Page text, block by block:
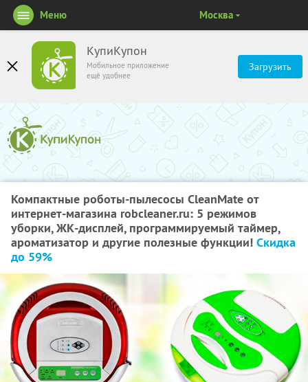
КупиКупон
Мобильное приложение
ещё удобнее
Загрузить
Меню Москва
Компактные роботы-пылесосы CleanMate от
интернет-магазина robcleaner.ru: 5 режимов
уборки, ЖК-дисплей, программируемый таймер,
ароматизатор и другие полезные функции! Скидка
до 59%